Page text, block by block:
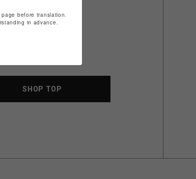
SHOP TOP
before translation.
in advance.